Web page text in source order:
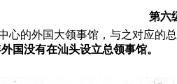
第六
心的外国大领事馆，与之对应的
外国没有在汕头设立总领事馆。